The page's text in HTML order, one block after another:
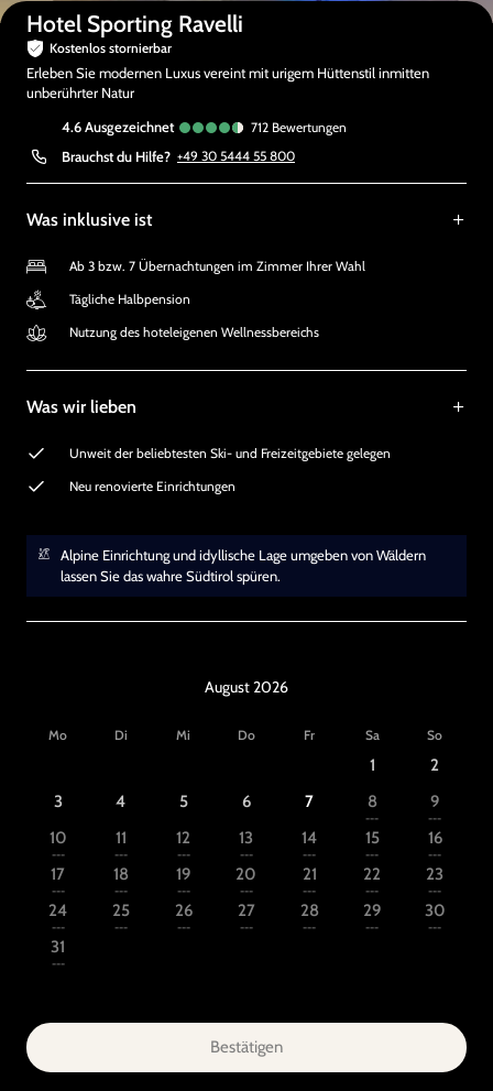
Hotel Sporting Ravelli
Kostenlos stornierbar
Erleben Sie modernen Luxus vereint mit urigem Hüttenstil inmitten
unberührter Natur
4.6
ausgezeichnet 712 Bewertungen
Brauchst du Hilfe? +49 30 5444 55 800
Was inklusive ist
Ab 3 bzw. 7 Übernachtungen im Zimmer Ihrer Wahl
Tägliche Halbpension
Nutzung des hoteleigenen Wellnessbereichs
Was wir lieben
Unweit der beliebtesten Ski- und Freizeitgebiete gelegen
Neu renovierte Einrichtungen
Alpine Einrichtung und idyllische Lage umgeben von Wäldern
lassen Sie das wahre Südtirol spüren.
August 2026
Mo Di Mi Do Fr Sa So
1
2
3
4 5 6 7 8
---
9
---
10
---
11
---
12
---
13
---
14
---
15
---
16
---
17
---
18
---
19
---
20
---
21
---
22
---
23
---
24
---
25
---
26
---
27
---
28
---
29
---
30
---
31
---
Bestätigen